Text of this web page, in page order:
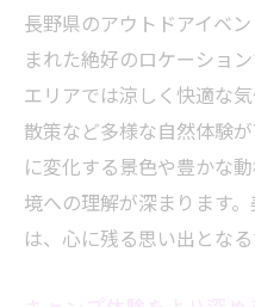
ツ
家族の思い出作り
家族と一緒に楽
の魅力
アウトドアイベ
する方法
長野県のアウトドアイベ
まれた絶好のロケーショ
エリアでは涼しく快適な
散策など多様な自然体験
に変化する景色や豊かな
境への理解が深まります
は、心に残る思い出となる